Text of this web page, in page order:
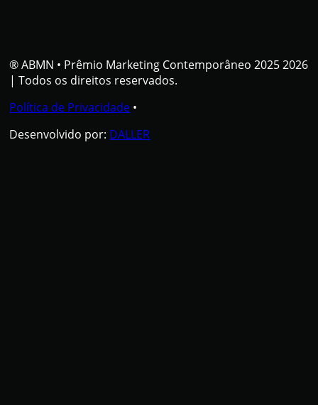
® ABMN • Prêmio Marketing Contemporâneo 2025 2026
| Todos os direitos reservados.
Política de Privacidade •
Desenvolvido por: DALLER